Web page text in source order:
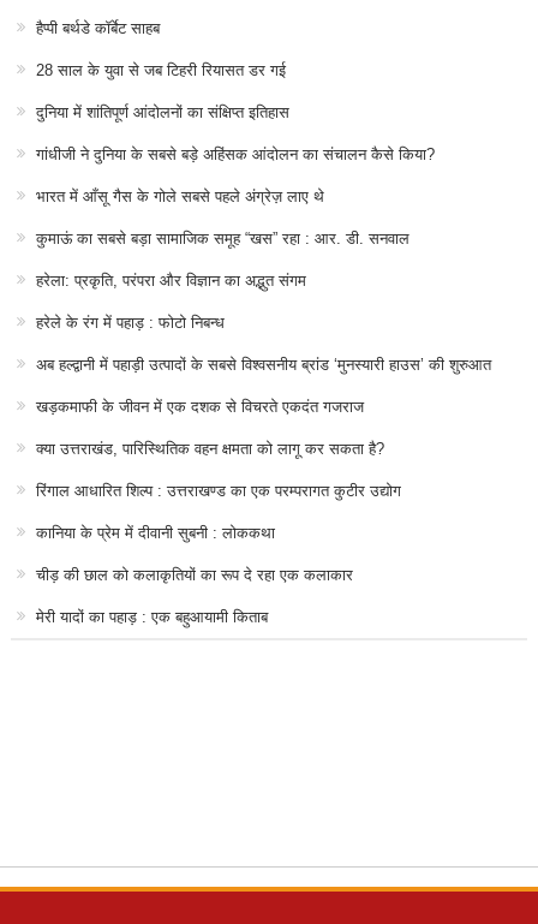
हैप्पी बर्थडे कॉर्बेट साहब
28 साल के युवा से जब टिहरी रियासत डर गई
दुनिया में शांतिपूर्ण आंदोलनों का संक्षिप्त इतिहास
गांधीजी ने दुनिया के सबसे बड़े अहिंसक आंदोलन का संचालन कैसे किया?
भारत में आँसू गैस के गोले सबसे पहले अंग्रेज़ लाए थे
कुमाऊं का सबसे बड़ा सामाजिक समूह “खस” रहा : आर. डी. सनवाल
हरेला: प्रकृति, परंपरा और विज्ञान का अद्भुत संगम
हरेले के रंग में पहाड़ : फोटो निबन्ध
अब हल्द्वानी में पहाड़ी उत्पादों के सबसे विश्वसनीय ब्रांड ‘मुनस्यारी हाउस’ की शुरुआत
खड़कमाफी के जीवन में एक दशक से विचरते एकदंत गजराज
क्या उत्तराखंड, पारिस्थितिक वहन क्षमता को लागू कर सकता है?
रिंगाल आधारित शिल्प : उत्तराखण्ड का एक परम्परागत कुटीर उद्योग
कानिया के प्रेम में दीवानी सुबनी : लोककथा
चीड़ की छाल को कलाकृतियों का रूप दे रहा एक कलाकार
मेरी यादों का पहाड़ : एक बहुआयामी किताब